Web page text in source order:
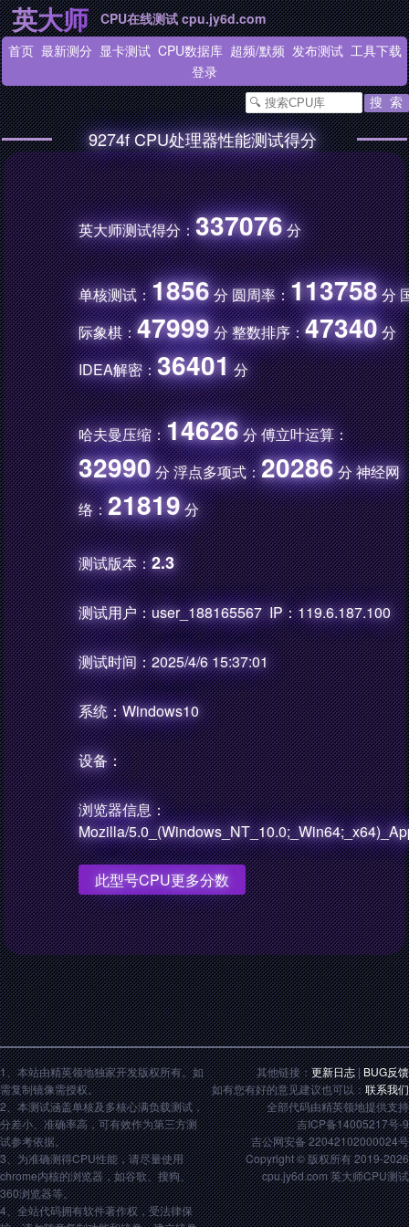
英大师
CPU在线测试 cpu.jy6d.com
首页 最新测分 显卡测试 CPU数据库 超频/默频 发布测试 工具下载
登录
9274f CPU处理器性能测试得分
英大师测试得分：337076分
单核测试：1856分 圆周率：113758分
际象棋：47999分 整数排序：47340分
IDEA解密：36401分
哈夫曼压缩：14626分 傅立叶运算：
32990分 浮点多项式：20286分 神经网
络：21819分
测试版本：2.3
测试用户：user_188165567 IP：119.6.187.100
测试时间：2025/4/6 15:37:01
系统：Windows10
设备：
浏览器信息：
Mozilla/
此型号CPU更多分数
1、本站由精英领地独家开发版权所有。如
需复制镜像需授权。
2、本测试涵盖单核及多核心满负载测试，
分差小、准确率高，可有效作为第三方测
试参考依据。
3、为准确测得CPU性能，请尽量使用
chrome内核的浏览器，如谷歌、搜狗、
360浏览器等。
4、全站代码拥有软件著作权，受法律保
其他链接：更新日志|BUG反馈
如有您有好的意见建议也可以：联系我们
全部代码由精英领地提供支持
吉ICP备14005217号-9
吉公网安备 22042102000024号
Copyright © 版权所有 2019-2026
cpu.jy6d.com 英大师CPU测试